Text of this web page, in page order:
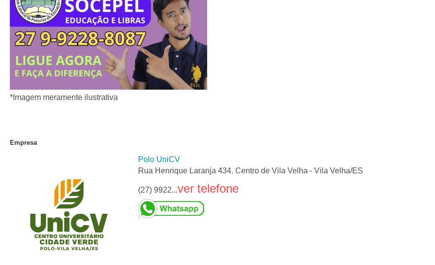
*Imagem meramente ilustrativa
Empresa
Polo UniCV
Rua Henrique Laranja 434. Centro de Vila Velha - Vila Velha/ES
(27) 9922...ver telefone